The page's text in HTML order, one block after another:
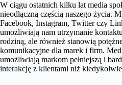
W ciągu ostatnich kilku lat media
nieodłączną częścią naszego życia.
Facebook, Instagram, Twitter czy
umożliwiają nam utrzymanie
rodziną, ale również stanowią
komunikacyjne dla marek i firm.
umożliwiają markom pełniejszą i
interakcję z klientami niż